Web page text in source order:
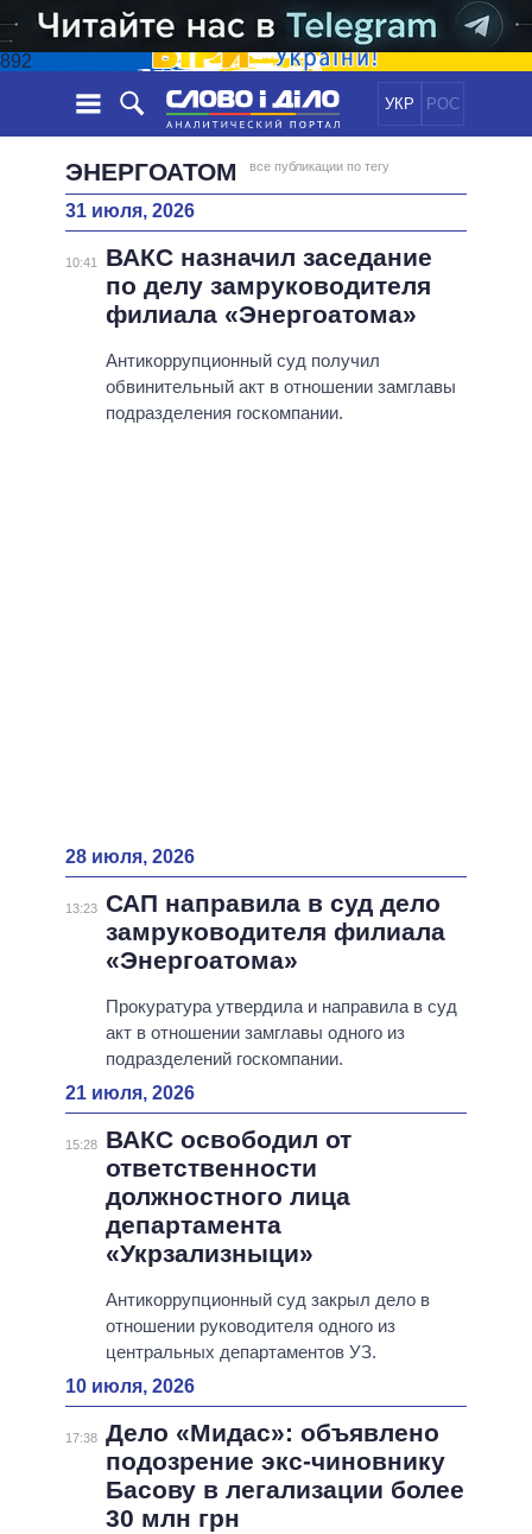
892
УКР РОС
НОВОСТИ
ЛЕНТА
СОБЫТИЯ
СТАТЬИ
МНЕНИЯ
ОБЗОРЫ
ДАЙДЖЕСТЫ
ЭКОНОМИКА
ОБЩЕСТВО
МИР
ПОЛИТИКИ
ВСЕ ПОЛИТИКИ
ПРЕЗИДЕНТ И ОФИС
ВЕРХОВНАЯ РАДА
ИНФОГРАФИКА
ВИДЕО
ЭНЕРГОАТОМ все публикации по тегу
31 июля, 2026
10:41
ВАКС назначил заседание
по делу замруководителя
филиала «Энергоатома»
Антикоррупционный суд получил
обвинительный акт в отношении замглавы
подразделения госкомпании.
28 июля, 2026
13:23 САП направила в суд дело
замруководителя филиала
«Энергоатома»
Прокуратура утвердила и направила в суд
акт в отношении замглавы одного из
подразделений госкомпании.
21 июля, 2026
15:28
ВАКС освободил от
ответственности
должностного лица
департамента
«Укрзализныци»
Антикоррупционный суд закрыл дело в
отношении руководителя одного из
центральных департаментов УЗ.
10 июля, 2026
17:38 Дело «Мидас»: объявлено
подозрение экс-чиновнику
Басову в легализации более
30 млн грн